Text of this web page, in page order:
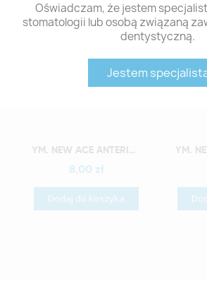
Oświadczam, że jestem
stomatologii lub osobą związaną
dentystyczną.
Jestem
Szybki podgląd YM. NEW ACE ANTERIOR - AKRYLOWE ZĘBY SZTUCZNE - A2-O2
8,00 zł
Dodaj do koszyka